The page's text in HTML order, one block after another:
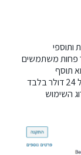
ותוספי
פחות משתמשים
תוסף
האלמנטים הגדול והמקיף ביותר ברשת במחיר של 24 דולר בלבד
השימוש